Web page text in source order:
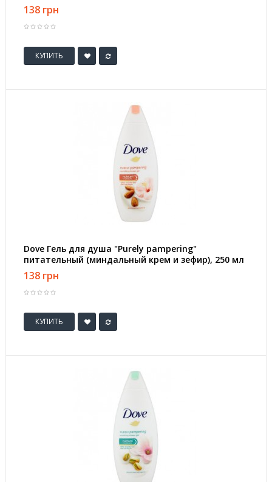
138 грн
КУПИТЬ
Dove Гель для душа "Purely pampering"
питательный (миндальный крем и зефир), 250 мл
138 грн
КУПИТЬ